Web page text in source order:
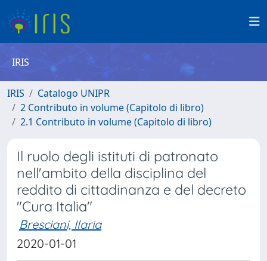
IRIS
IRIS
Catalogo UNIPR
2 Contributo in volume (Capitolo di libro)
2.1 Contributo in volume (Capitolo di libro)
Il ruolo degli istituti di patronato
nell'ambito della disciplina del
reddito di cittadinanza e del decreto
"Cura Italia"
Bresciani, Ilaria
2020-01-01